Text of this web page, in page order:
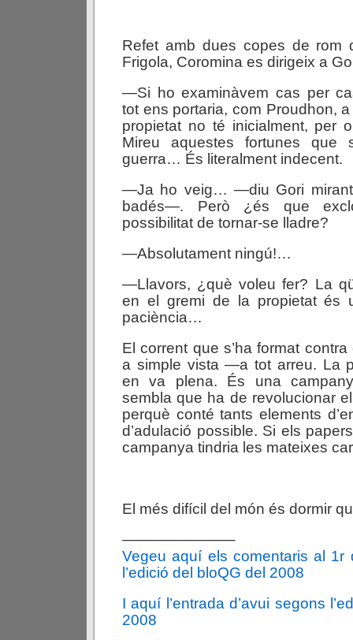
Refet amb dues copes de rom
Frigola, Coromina es dirigeix a
—Si ho examinàvem cas per
tot ens portaria, com Proudhon,
propietat no té inicialment, per
Mireu aquestes fortunes que
guerra… És literalment indecent.
—Ja ho veig… —diu Gori
badés—. Però ¿és que
possibilitat de tornar-se lladre?
—Absolutament ningú!…
—Llavors, ¿què voleu fer? La
en el gremi de la propietat és
paciència…
El corrent que s’ha format
a simple vista —a tot arreu. La
en va plena. És una
sembla que ha de revolucionar
perquè conté tants elements
d’adulació possible. Si els
campanya tindria les mateixes
El més difícil del món és dormir
———————–
Vegeu aquí els comentaris al 1r
l’edició del bloQG del 2008
I aquí l’entrada d’avui segons
2008